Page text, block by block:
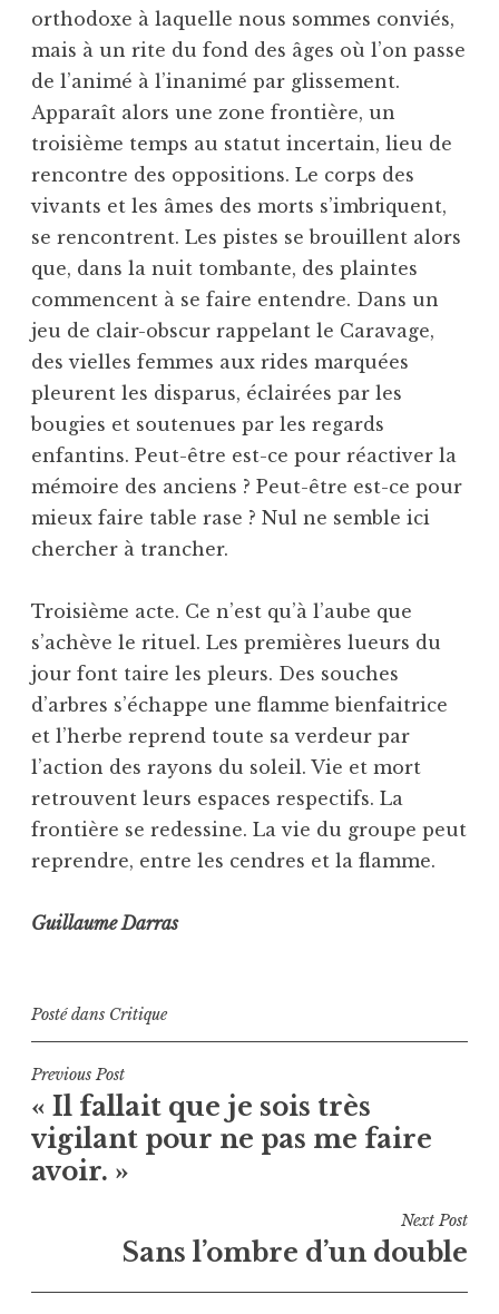
orthodoxe à laquelle nous sommes conviés,
mais à un rite du fond des âges où l’on passe
de l’animé à l’inanimé par glissement.
Apparaît alors une zone frontière, un
troisième temps au statut incertain, lieu de
rencontre des oppositions. Le corps des
vivants et les âmes des morts s’imbriquent,
se rencontrent. Les pistes se brouillent alors
que, dans la nuit tombante, des plaintes
commencent à se faire entendre. Dans un
jeu de clair-obscur rappelant le Caravage,
des vielles femmes aux rides marquées
pleurent les disparus, éclairées par les
bougies et soutenues par les regards
enfantins. Peut-être est-ce pour réactiver la
mémoire des anciens ? Peut-être est-ce pour
mieux faire table rase ? Nul ne semble ici
chercher à trancher.
Troisième acte. Ce n’est qu’à l’aube que
s’achève le rituel. Les premières lueurs du
jour font taire les pleurs. Des souches
d’arbres s’échappe une flamme bienfaitrice
et l’herbe reprend toute sa verdeur par
l’action des rayons du soleil. Vie et mort
retrouvent leurs espaces respectifs. La
frontière se redessine. La vie du groupe peut
reprendre, entre les cendres et la flamme.
Guillaume Darras
Posté dans Critique
Navigation
de
l’article
Previous Post
« Il fallait que je sois très
vigilant pour ne pas me faire
avoir. »
Next Post
Sans l’ombre d’un double